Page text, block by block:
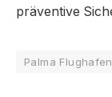
präventive
Palma